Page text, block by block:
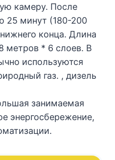
камеру. После
25 минут (180-200
конца. Длина
метров * 6 слоев. В
используются
газ. , дизель
занимаемая
энергосбережение,